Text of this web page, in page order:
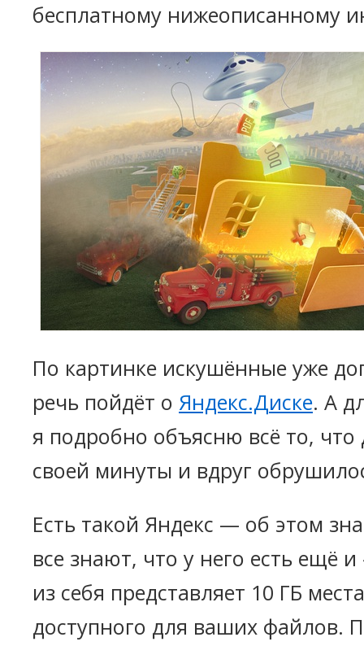
бесплатному нижеописанному
По картинке искушённые уже
речь пойдёт о Яндекс.Диске. А
я подробно объясню всё то, что
своей минуты и вдруг
Есть такой Яндекс — об этом
все знают, что у него есть ещё
из себя представляет 10 ГБ
доступного для ваших файлов.